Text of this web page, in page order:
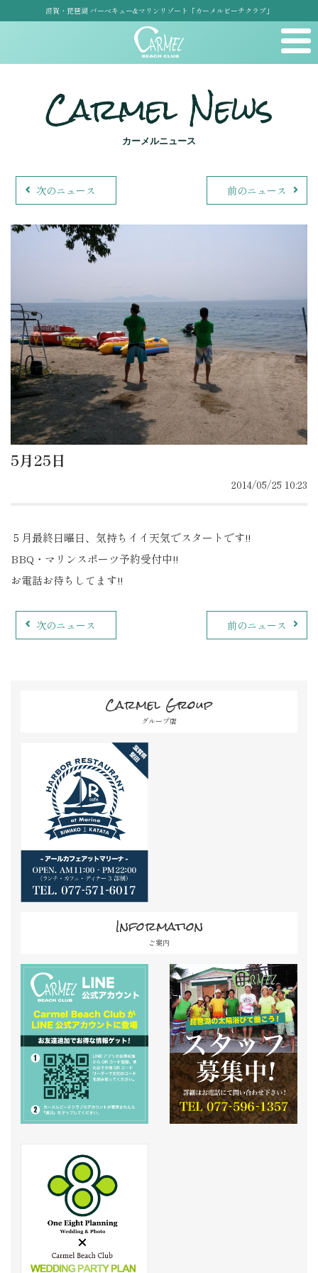
滋賀・琵琶湖 バーベキュー&マリンリゾート「カーメルビーチクラブ」
Carmel News
カーメルニュース
次のニュース 前のニュース
5月25日
2014/05/25 10:23
５月最終日曜日、気持ちイイ天気でスタートです!!
BBQ・マリンスポーツ予約受付中!!
お電話お待ちしてます!!
次のニュース 前のニュース
Carmel Group
グループ店
Information
ご案内